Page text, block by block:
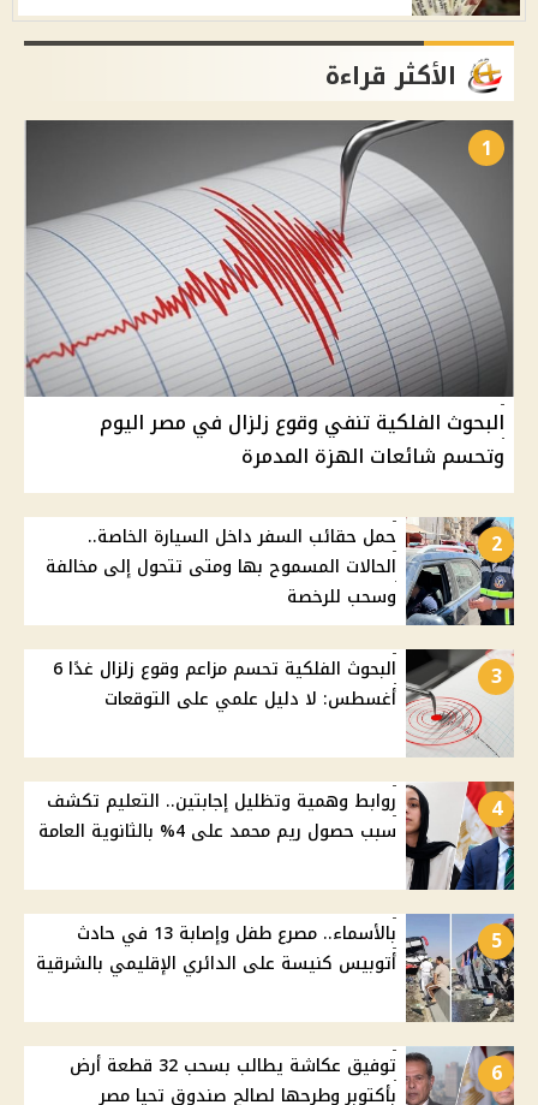
الأكثر قراءة
1
البحوث الفلكية تنفي وقوع زلزال في مصر اليوم
وتحسم شائعات الهزة المدمرة
2
حمل حقائب السفر داخل السيارة الخاصة..
الحالات المسموح بها ومتى تتحول إلى مخالفة
وسحب للرخصة
3
البحوث الفلكية تحسم مزاعم وقوع زلزال غدًا 6
أغسطس: لا دليل علمي على التوقعات
4
روابط وهمية وتظليل إجابتين.. التعليم تكشف
سبب حصول ريم محمد على 4% بالثانوية العامة
5
بالأسماء.. مصرع طفل وإصابة 13 في حادث
أتوبيس كنيسة على الدائري الإقليمي بالشرقية
6
توفيق عكاشة يطالب بسحب 32 قطعة أرض
بأكتوبر وطرحها لصالح صندوق تحيا مصر